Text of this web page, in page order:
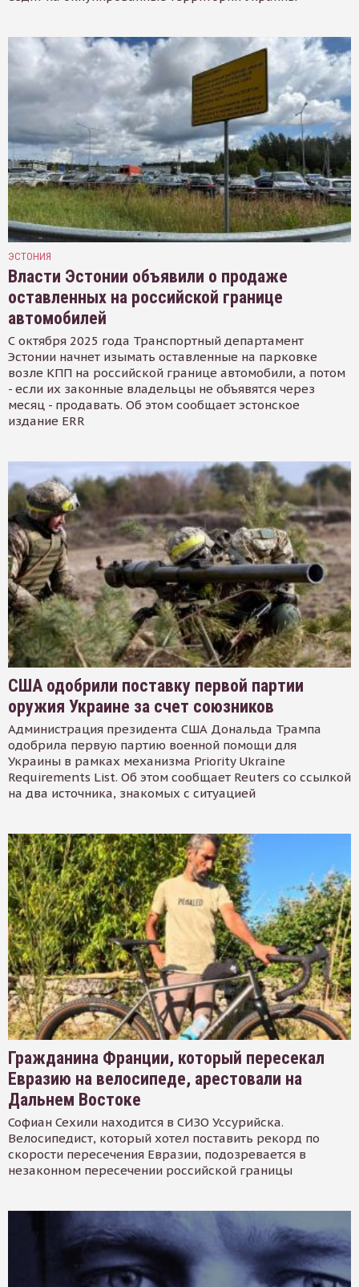
ЭСТОНИЯ
Власти Эстонии объявили о продаже
оставленных на российской границе
автомобилей
С октября 2025 года Транспортный департамент
Эстонии начнет изымать оставленные на парковке
возле КПП на российской границе автомобили, а потом
- если их законные владельцы не объявятся через
месяц - продавать. Об этом сообщает эстонское
издание ERR
США одобрили поставку первой партии
оружия Украине за счет союзников
Администрация президента США Дональда Трампа
одобрила первую партию военной помощи для
Украины в рамках механизма Priority Ukraine
Requirements List. Об этом сообщает Reuters со ссылкой
на два источника, знакомых с ситуацией
Гражданина Франции, который пересекал
Евразию на велосипеде, арестовали на
Дальнем Востоке
Софиан Сехили находится в СИЗО Уссурийска.
Велосипедист, который хотел поставить рекорд по
скорости пересечения Евразии, подозревается в
незаконном пересечении российской границы